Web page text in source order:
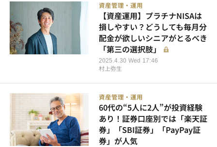
資産管理・運用
2025.4.30 Wed 17:46
【資産運用】プラチナNISAは
損しやすい？どうしても毎月分
配金が欲しいシニアがとるべき
「第三の選択肢」
村上弥生
資産管理・運用
60代の“5人に2人”が投資経験
あり！証券口座別では「楽天証
券」「SBI証券」「PayPay証
券」が人気